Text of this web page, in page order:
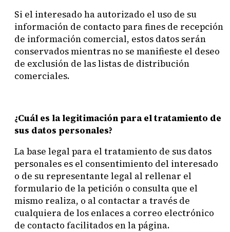
Si el interesado ha autorizado el uso de su
información de contacto para fines de recepción
de información comercial, estos datos serán
conservados mientras no se manifieste el deseo
de exclusión de las listas de distribución
comerciales.
¿Cuál es la legitimación para el tratamiento de
sus datos personales?
La base legal para el tratamiento de sus datos
personales es el consentimiento del interesado
o de su representante legal al rellenar el
formulario de la petición o consulta que el
mismo realiza, o al contactar a través de
cualquiera de los enlaces a correo electrónico
de contacto facilitados en la página.